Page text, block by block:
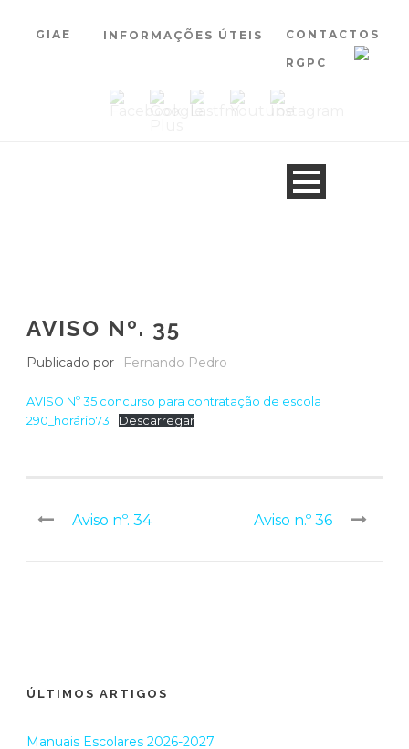
GIAE INFORMAÇÕES ÚTEIS CONTACTOS
RGPC
AVISO Nº. 35
Publicado por Fernando Pedro
AVISO Nº 35 concurso para contratação de escola
290_horário73
Descarregar
Aviso nº. 34 Aviso n.º 36
ÚLTIMOS ARTIGOS
Manuais Escolares 2026-2027